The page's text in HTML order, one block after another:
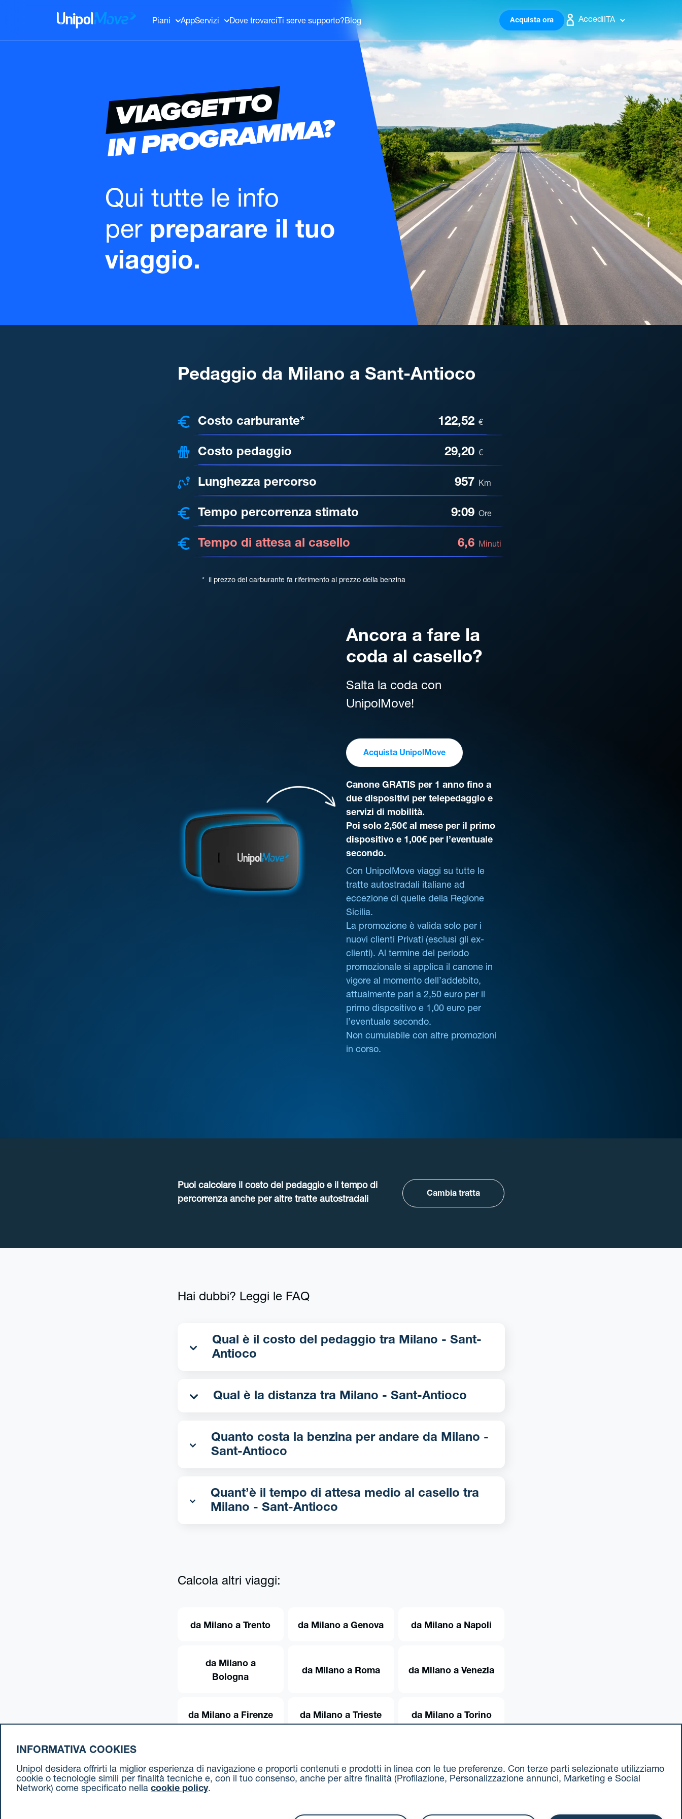
UnipolMove Piani AppServizi Dove trovarci Ti serve supporto?Blog Acquista ora AccediITA
VIAGGETTO
IN PROGRAMMA?
Qui tutte le info
per preparare il tuo
viaggio.
Pedaggio da Milano a Sant-Antioco
Costo carburante* 122,52 €
Costo pedaggio 29,20 €
Lunghezza percorso 957 Km
Tempo percorrenza stimato 9:09 Ore
Tempo di attesa al casello 6,6 Minuti
* il prezzo del carburante fa riferimento al prezzo della benzina
Ancora a fare la
coda al casello?
Salta la coda con
UnipolMove!
Acquista UnipolMove
Canone GRATIS per 1 anno fino a
due dispositivi per telepedaggio e
servizi di mobilità.
Poi solo 2,50€ al mese per il primo
dispositivo e 1,00€ per l’eventuale
secondo.
Con UnipolMove viaggi su tutte le
tratte autostradali italiane ad
eccezione di quelle della Regione
Sicilia.
La promozione è valida solo per i
nuovi clienti Privati (esclusi gli ex-
clienti). Al termine del periodo
promozionale si applica il canone in
vigore al momento dell’addebito,
attualmente pari a 2,50 euro per il
primo dispositivo e 1,00 euro per
l’eventuale secondo.
Non cumulabile con altre promozioni
in corso.
Puoi calcolare il costo del pedaggio e il tempo di
percorrenza anche per altre tratte autostradali
Cambia tratta
Hai dubbi? Leggi le FAQ
Qual è il costo del pedaggio tra Milano - Sant-
Antioco
Qual è la distanza tra Milano - Sant-Antioco
Quanto costa la benzina per andare da Milano -
Sant-Antioco
Quant’è il tempo di attesa medio al casello tra
Milano - Sant-Antioco
Calcola altri viaggi:
da Milano a Trento da Milano a Genova da Milano a Napoli
da Milano a
Bologna
da Milano a Roma da Milano a Venezia
da Milano a Firenze da Milano a Trieste da Milano a Torino
INFORMATIVA COOKIES
Unipol desidera offrirti la miglior esperienza di navigazione e proporti contenuti e prodotti in linea con le tue preferenze. Con terze parti selezionate utilizziamo
cookie o tecnologie simili per finalità tecniche e, con il tuo consenso, anche per altre finalità (Profilazione, Personalizzazione annunci, Marketing e Social
Network) come specificato nella cookie policy.